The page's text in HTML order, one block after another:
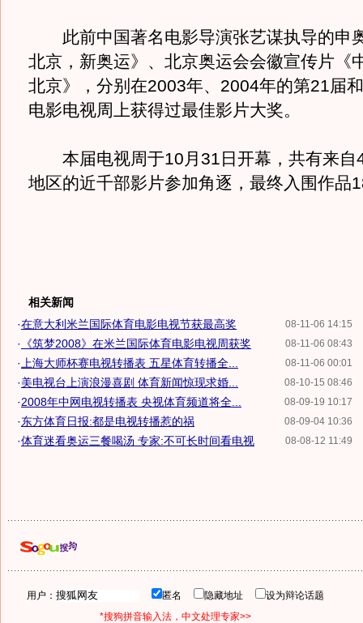
此前中国著名电影导演张艺谋执导的申
北京，新奥运》、北京奥运会会徽宣传片《
北京》，分别在2003年、2004年的第21届
电影电视周上获得过最佳影片大奖。
本届电视周于10月31日开幕，共有来自
地区的近千部影片参加角逐，最终入围作品
相关新闻
08-11-06 14:15
·在意大利米兰国际体育电影电视节获最高奖
08-11-06 08:43
· 《筑梦2008》在米兰国际体育电影电视周获奖
08-11-06 00:01
· 上海大师杯赛电视转播表 五星体育转播全...
08-10-15 08:46
·美电视台上演浪漫喜剧 体育新闻惊现求婚...
08-09-19 10:17
·2008年中网电视转播表 央视体育频道将全...
08-09-04 10:36
·东方体育日报:都是电视转播惹的祸
08-08-12 11:49
·体育迷看奥运三餐喝汤 专家:不可长时间看电视
用户： 匿名 隐藏地址
设为辩论话题
*搜狗拼音输入法，中文处理专家>>